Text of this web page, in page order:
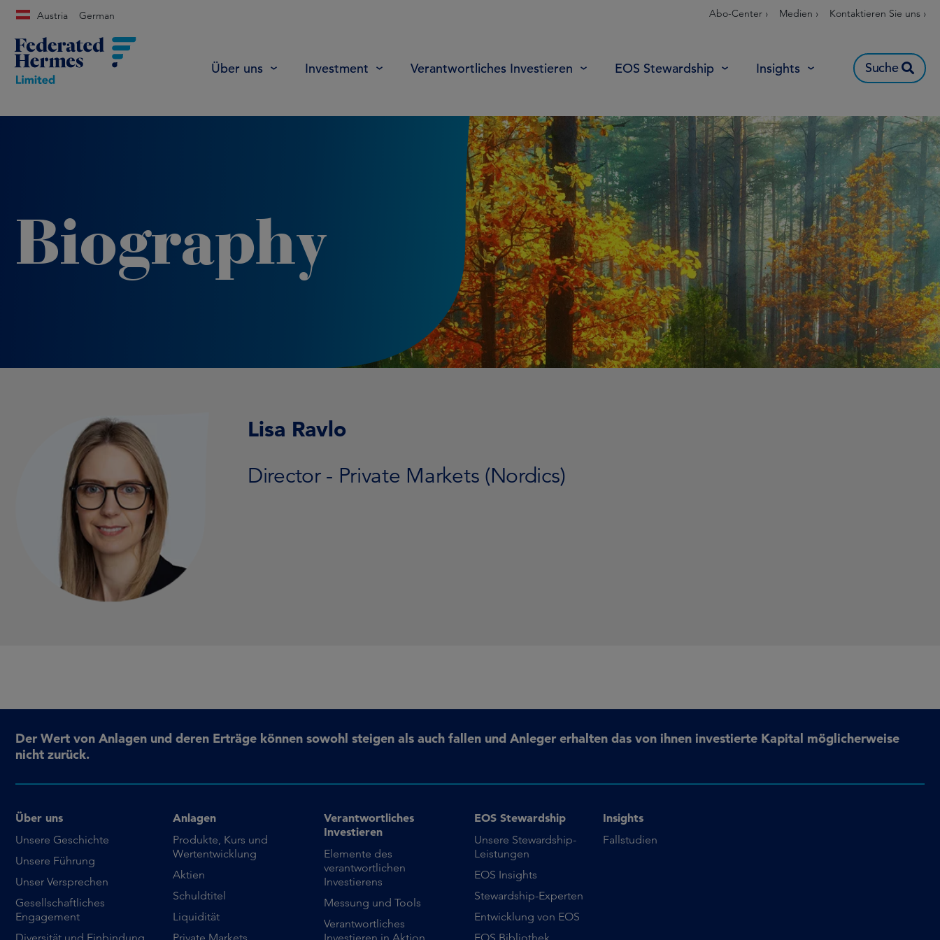
Austria German Abo-Center › Medien › Kontaktieren Sie uns ›
Über uns Investment Verantwortliches Investieren EOS Stewardship Insights Suche
Biography
Lisa Ravlo
Director - Private Markets (Nordics)
Der Wert von Anlagen und deren Erträge können sowohl steigen als auch fallen und Anleger erhalten das von ihnen investierte Kapital möglicherweise
nicht zurück.
Über uns
Unsere Geschichte
Unsere Führung
Unser Versprechen
Gesellschaftliches
Engagement
Anlagen
Produkte, Kurs und
Wertentwicklung
Aktien
Schuldtitel
Liquidität
Verantwortliches
Investieren
Elemente des
verantwortlichen
Investierens
Messung und Tools
Verantwortliches
EOS Stewardship
Unsere Stewardship-
Leistungen
EOS Insights
Stewardship-Experten
Entwicklung von EOS
Insights
Fallstudien